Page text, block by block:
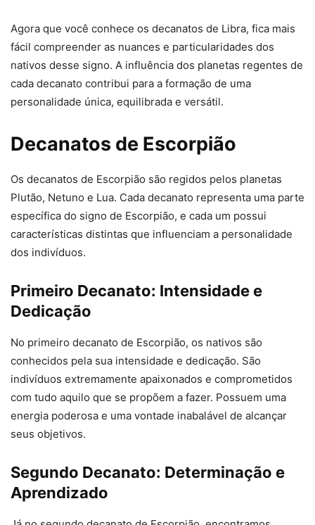
Agora que você conhece os decanatos de Libra, fica mais
fácil compreender as nuances e particularidades dos
nativos desse signo. A influência dos planetas regentes de
cada decanato contribui para a formação de uma
personalidade única, equilibrada e versátil.
Decanatos de Escorpião
Os decanatos de Escorpião são regidos pelos planetas
Plutão, Netuno e Lua. Cada decanato representa uma parte
específica do signo de Escorpião, e cada um possui
características distintas que influenciam a personalidade
dos indivíduos.
Primeiro Decanato: Intensidade e
Dedicação
No primeiro decanato de Escorpião, os nativos são
conhecidos pela sua intensidade e dedicação. São
indivíduos extremamente apaixonados e comprometidos
com tudo aquilo que se propõem a fazer. Possuem uma
energia poderosa e uma vontade inabalável de alcançar
seus objetivos.
Segundo Decanato: Determinação e
Aprendizado